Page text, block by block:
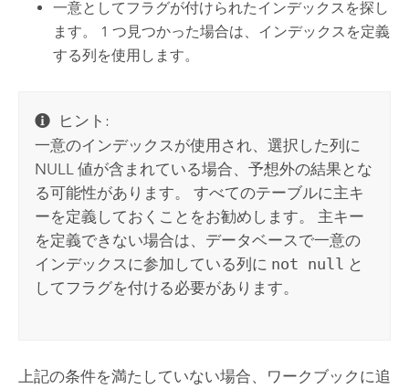
一意としてフラグが付けられたインデックスを探し
ます。 1 つ見つかった場合は、インデックスを定義
する列を使用します。
ヒント:
一意のインデックスが使用され、選択した列に
NULL 値が含まれている場合、予想外の結果とな
る可能性があります。 すべてのテーブルに主キ
ーを定義しておくことをお勧めします。 主キー
を定義できない場合は、データベースで一意の
インデックスに参加している列に not null と
してフラグを付ける必要があります。
上記の条件を満たしていない場合、ワークブックに追